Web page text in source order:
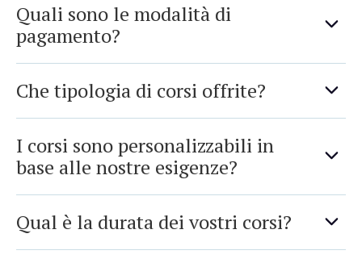
Quali sono le modalità di
pagamento?
Che tipologia di corsi offrite?
I corsi sono personalizzabili in
base alle nostre esigenze?
Qual è la durata dei vostri corsi?